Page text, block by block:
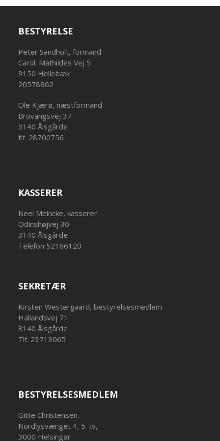
BESTYRELSE
Peter Sandholt, formand
Carol. Mathildes Vej 5
3150 Hellebæk
20578862
Ole Kjærø, næstformand
Brovangsvej 37
3140 Ålsgårde
tlf. 28700756
KASSERER
Neel Meincke, kasserer
Odinshøjvej 30
3140 Ålsgårde
Telefon 52166120
SEKRETÆR
Kirsten Westergaard, bestyrelsesmedlem
Hallandsvej 71
3140 Ålsgårde
Tlf. 23713065
BESTYRELSESMEDLEM
Gitte Christensen.
Nordlysvænget 4, 5. tv,
3000 Helsingør